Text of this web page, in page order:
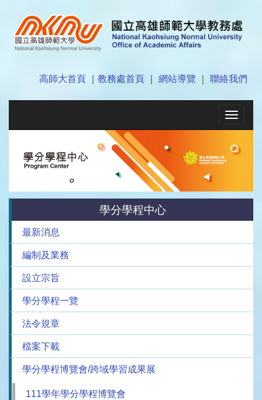
高師大首頁 教務處首頁 網站導覽 聯絡我們
Toggle
學分學程中心
最新消息
編制及業務
設立宗旨
學分學程一覽
法令規章
檔案下載
學分學程博覽會/跨域學習成果展
111學年學分學程博覽會